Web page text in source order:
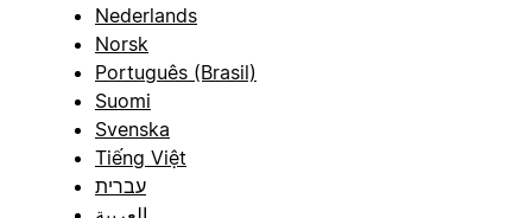
Nederlands
Norsk
Português (Brasil)
Suomi
Svenska
Tiếng Việt
עברית